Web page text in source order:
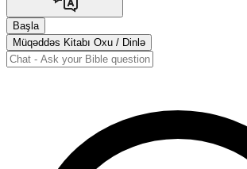
Başla
Müqəddəs Kitabı Oxu / Dinlə